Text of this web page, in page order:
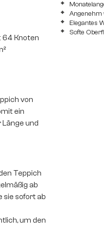
Angenehm
Elegantes
Softe
64 Knoten
von
ein
Länge und
Teppich
ab
sie sofort ab
um den